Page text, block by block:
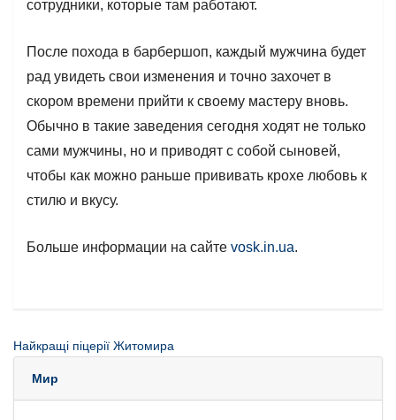
сотрудники, которые там работают.
После похода в барбершоп, каждый мужчина будет
рад увидеть свои изменения и точно захочет в
скором времени прийти к своему мастеру вновь.
Обычно в такие заведения сегодня ходят не только
сами мужчины, но и приводят с собой сыновей,
чтобы как можно раньше прививать крохе любовь к
стилю и вкусу.
Больше информации на сайте vosk.in.ua.
Найкращі піцерії Житомира
Мир